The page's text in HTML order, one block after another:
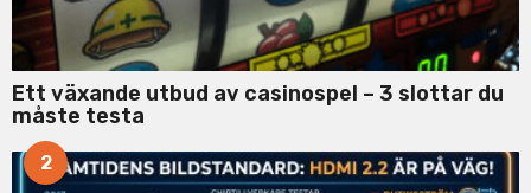
Ett växande utbud av casinospel – 3 slottar du
måste testa
2